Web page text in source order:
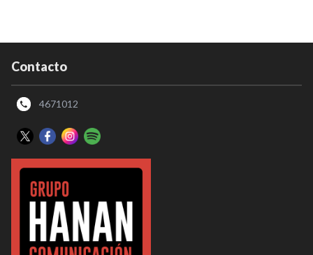
Contacto
4671012